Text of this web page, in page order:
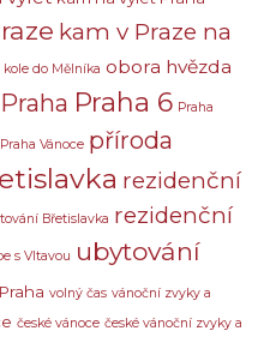
kam v Praze na
kole do Mělníka obora hvězda
Praha Praha 6 Praha
Praha Vánoce příroda
rezidenční
Břetislavka rezidenční
s Vltavou ubytování
volný čas vánoční zvyky a
české vánoce české vánoční zvyky a